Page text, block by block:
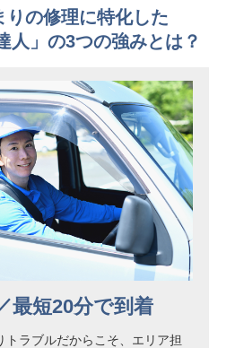
りの修理に特化した
人」の3つの強みとは？
最短20分で到着
トラブルだからこそ、エリア担